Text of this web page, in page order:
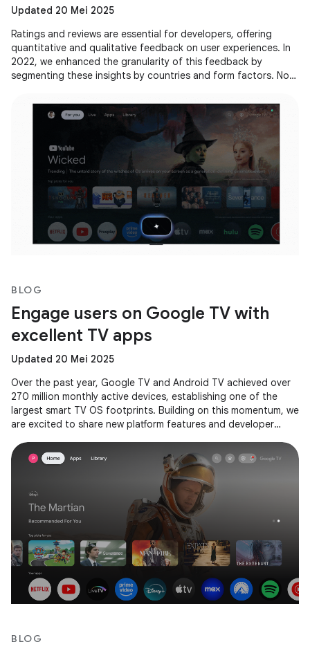
Updated 20 Mei 2025
Ratings and reviews are essential for developers, offering
quantitative and qualitative feedback on user experiences. In
2022, we enhanced the granularity of this feedback by
segmenting these insights by countries and form factors. Now,
BLOG
Engage users on Google TV with
excellent TV apps
Updated 20 Mei 2025
Over the past year, Google TV and Android TV achieved over
270 million monthly active devices, establishing one of the
largest smart TV OS footprints. Building on this momentum, we
are excited to share new platform features and developer
BLOG